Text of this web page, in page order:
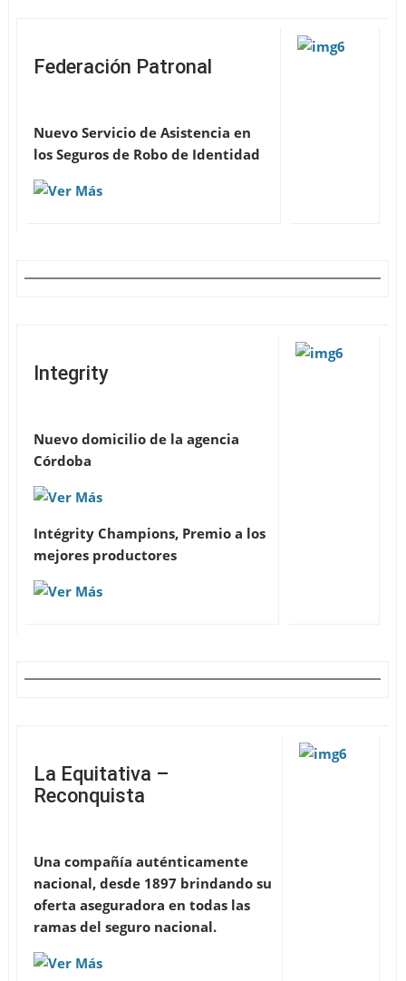
Federación Patronal
Nuevo Servicio de Asistencia en
los Seguros de Robo de Identidad
Integrity
Nuevo domicilio de la agencia
Córdoba
Intégrity Champions, Premio a los
mejores productores
La Equitativa –
Reconquista
Una compañía auténticamente
nacional, desde 1897 brindando su
oferta aseguradora en todas las
ramas del seguro nacional.